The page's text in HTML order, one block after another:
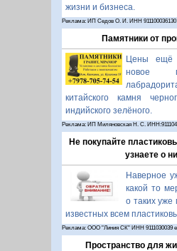
жизни и бизнеса.
Реклама: ИП Седов О. И. ИНН 911100036130
Памятники от
Цены ещё
новое
китайского камня
индийского зелёного.
Реклама: ИП Миляновская Н. С.
Не покупайте
узнаете о
Наверное
какой то
о таких
известных всем
Реклама: ООО "Линия СК" ИНН 9111030039
Пространство для